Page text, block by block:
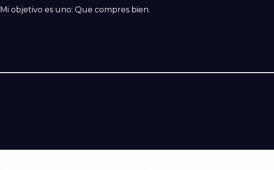
Mi objetivo es uno: Que compres bien.